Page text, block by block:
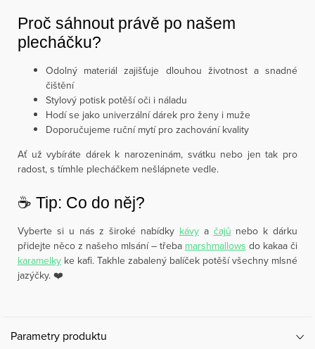
Proč sáhnout právě po našem
plecháčku?
Odolný materiál zajišťuje dlouhou životnost a snadné
čištění
Stylový potisk potěší oči i náladu
Hodí se jako univerzální dárek pro ženy i muže
Doporučujeme ruční mytí pro zachování kvality
Ať už vybíráte dárek k narozeninám, svátku nebo jen tak pro
radost, s tímhle plecháčkem nešlápnete vedle.
☕️ Tip: Co do něj?
Vyberte si u nás z široké nabídky kávya čajů nebo k dárku
přidejte něco z našeho mlsání – třeba marshmallows do kakaa či
karamelky ke kafi. Takhle zabalený balíček potěší všechny mlsné
jazýčky. ❤️
Parametry produktu